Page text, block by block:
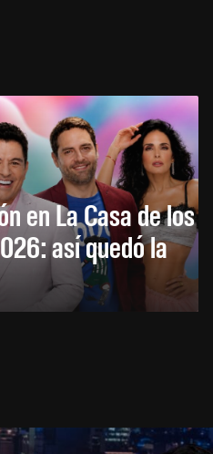
en La Casa de los
así quedó la